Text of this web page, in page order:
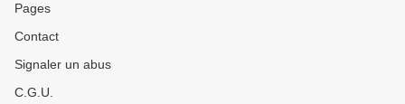
Pages
Contact
Signaler un abus
C.G.U.